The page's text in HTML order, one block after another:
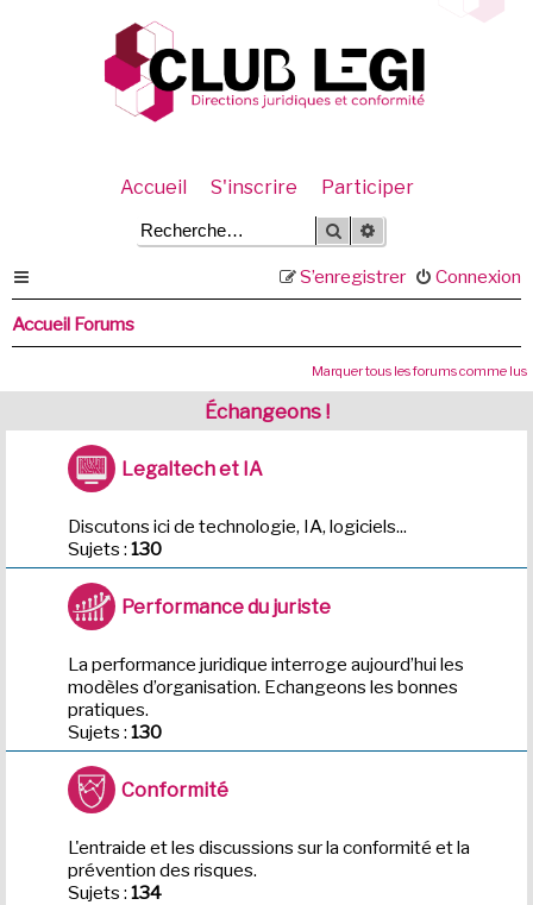
Accueil S'inscrire Participer
Rechercher
Connexion
S’enregistrer
Accueil Forums
Marquer tous les forums comme lus
Échangeons !
Legaltech et IA
Discutons ici de technologie, IA, logiciels...
Sujets : 130
Performance du juriste
La performance juridique interroge aujourd’hui les
modèles d’organisation. Echangeons les bonnes
pratiques.
Sujets : 130
Conformité
L'entraide et les discussions sur la conformité et la
prévention des risques.
Sujets : 134